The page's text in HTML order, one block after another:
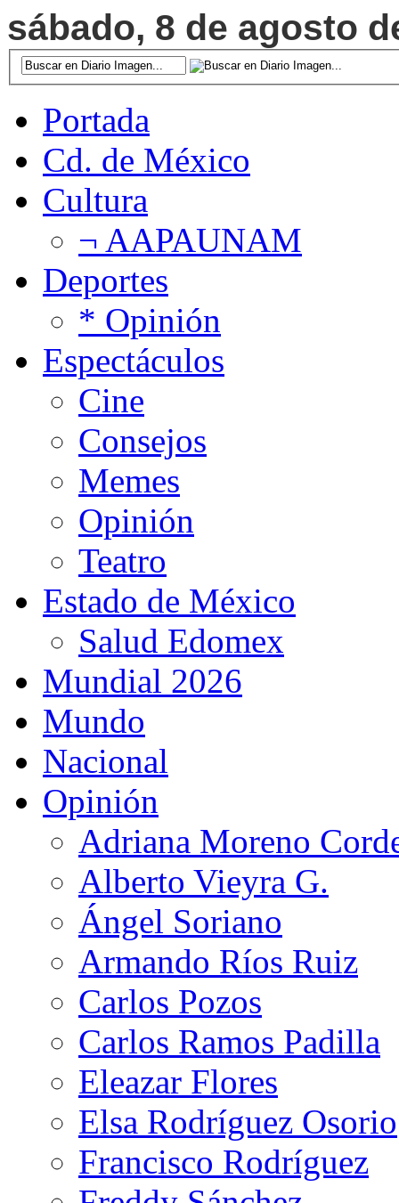
sábado, 8 de agosto
Portada
Cd. de México
Cultura
¬ AAPAUNAM
Deportes
* Opinión
Espectáculos
Cine
Consejos
Memes
Opinión
Teatro
Estado de México
Salud Edomex
Mundial 2026
Mundo
Nacional
Opinión
Adriana Moreno
Alberto Vieyra G.
Ángel Soriano
Armando Ríos Ruiz
Carlos Pozos
Carlos Ramos Padilla
Eleazar Flores
Elsa Rodríguez Osorio
Francisco Rodríguez